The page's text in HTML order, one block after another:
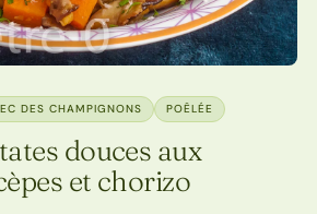
DES CHAMPIGNONS POÊLÉE
douces aux
et chorizo